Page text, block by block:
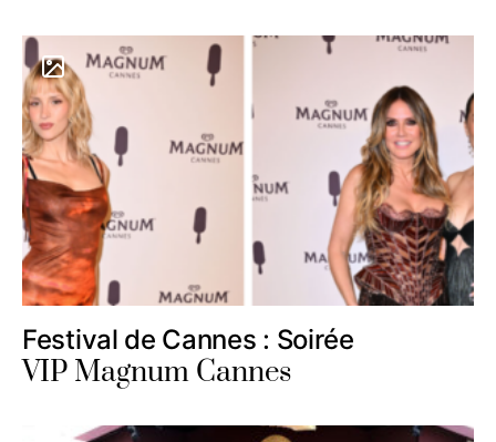
Festival de Cannes : Soirée
VIP Magnum Cannes